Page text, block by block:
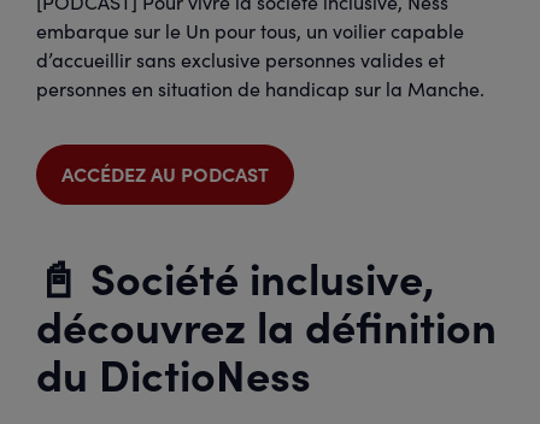
embarque sur le Un pour tous, un voilier capable
d’accueillir sans exclusive personnes valides et
personnes en situation de handicap sur la Manche.
ACCÉDEZ AU PODCAST
📓 Société inclusive,
découvrez la définition
du DictioNess